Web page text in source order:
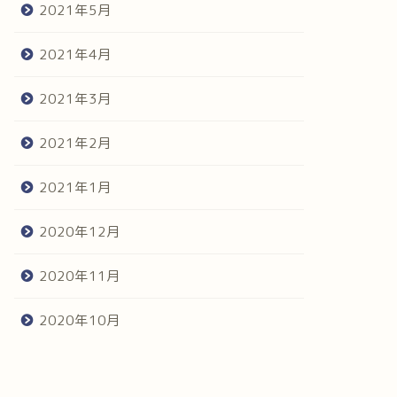
2021年5月
2021年4月
2021年3月
2021年2月
2021年1月
2020年12月
2020年11月
2020年10月